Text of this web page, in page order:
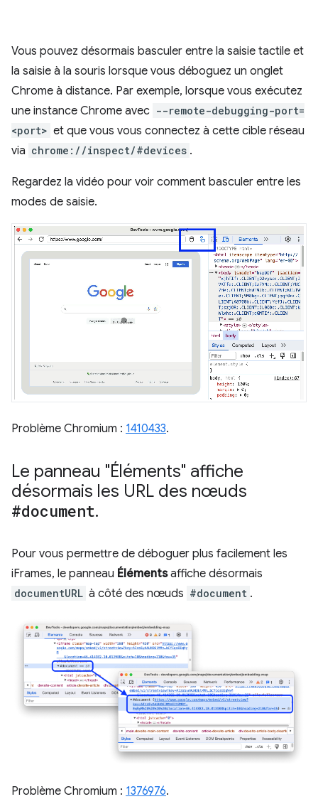
Vous pouvez désormais basculer entre la saisie tactile et
la saisie à la souris lorsque vous déboguez un onglet
Chrome à distance. Par exemple, lorsque vous exécutez
une instance Chrome avec --remote-debugging-port=
<port> et que vous vous connectez à cette cible réseau
via chrome://inspect/#devices .
Regardez la vidéo pour voir comment basculer entre les
modes de saisie.
Problème Chromium : 1410433.
Le panneau "Éléments" affiche
désormais les URL des nœuds
#document.
Pour vous permettre de déboguer plus facilement les
iFrames, le panneau Élémentsaffiche désormais
documentURL à côté des nœuds #document .
Problème Chromium : 1376976.